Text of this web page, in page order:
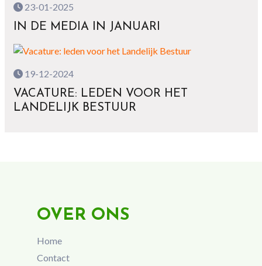
23-01-2025
IN DE MEDIA IN JANUARI
19-12-2024
VACATURE: LEDEN VOOR HET
LANDELIJK BESTUUR
OVER ONS
Home
Contact